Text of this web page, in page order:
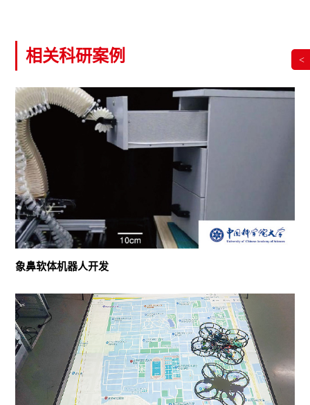
相关科研案例
象鼻软体机器人开发
柔性机械臂运动控制与稳定性优化
<